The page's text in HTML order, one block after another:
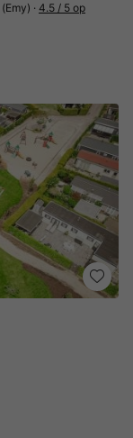
(Emy) · 4.5 / 5 op